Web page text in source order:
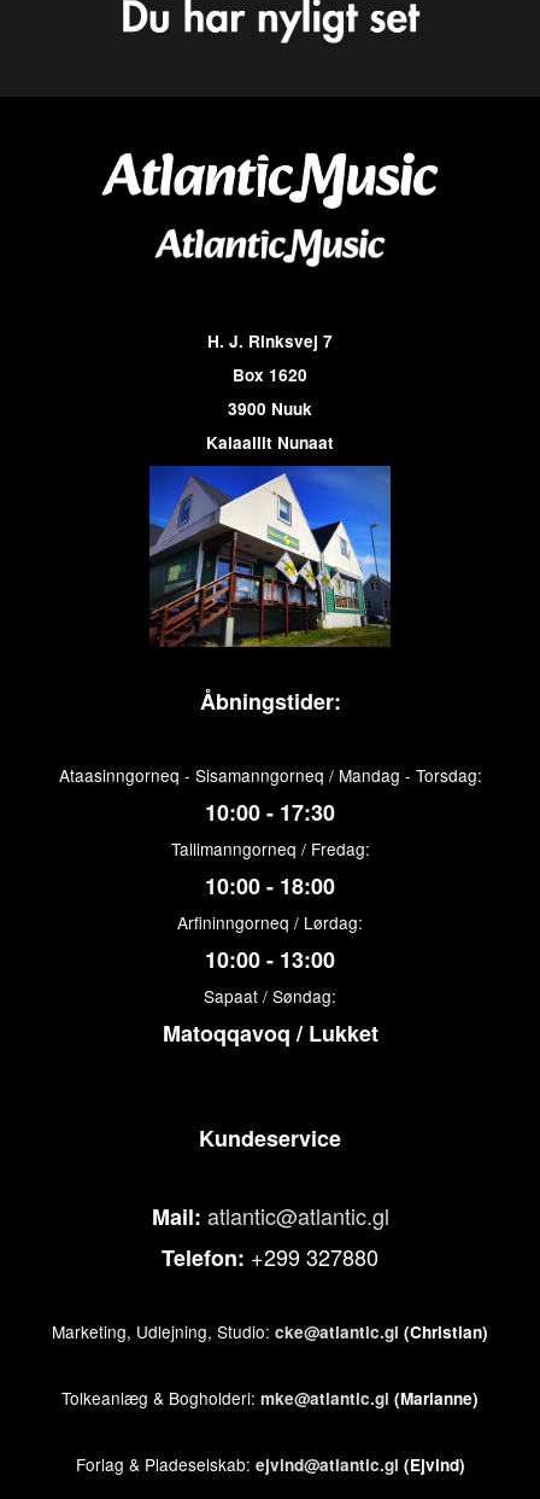
H. J. Rinksvej 7
Box 1620
3900 Nuuk
Kalaallit Nunaat
Åbningstider:
Ataasinngorneq - Sisamanngorneq / Mandag - Torsdag:
10:00 - 17:30
Tallimanngorneq / Fredag:
10:00 - 18:00
Arfininngorneq / Lørdag:
10:00 - 13:00
Sapaat / Søndag:
Matoqqavoq / Lukket
Kundeservice
Mail: atlantic@atlantic.gl
Telefon: +299 327880
Marketing, Udlejning, Studio: cke@atlantic.gl (Christian)
Tolkeanlæg & Bogholderi: mke@atlantic.gl (Marianne)
Forlag & Pladeselskab: ejvind@atlantic.gl (Ejvind)